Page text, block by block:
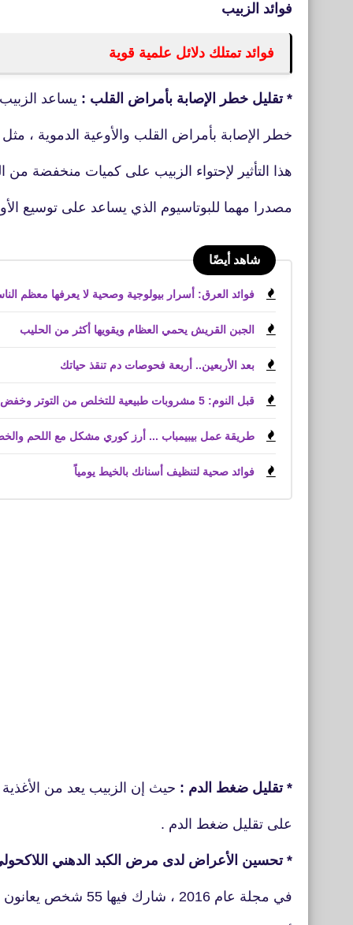
فوائد الزبيب
فوائد تمتلك دلائل علمية قوية
* تقليل خطر الإصابة بأمراض القلب : يساعد
خطر الإصابة بأمراض القلب والأوعية الدموية ،
هذا التأثير لإحتواء الزبيب على كميات منخفضة من
مصدرا مهما للبوتاسيوم الذي يساعد على توسيع
شاهد أيضًا
فوائد العرق: أسرار بيولوجية وصحية لا يعرفها معظم
الجبن القريش يحمي العظام ويقويها أكثر من الحليب
بعد الأربعين.. أربعة فحوصات دم تنقذ حياتك
قبل النوم: 5 مشروبات طبيعية للتخلص من التوتر وخفض الكوليسترول
طريقة عمل بيبيمباب ... أرز كوري مشكل مع اللحم
فوائد صحية لتنظيف أسنانك بالخيط يومياً
* تقليل ضغط الدم : حيث إن الزبيب يعد من الأغذية
على تقليل ضغط الدم .
* تحسين الأعراض لدى مرض الكبد الدهني
في مجلة عام 2016 ، شارك فيها 55 شخص يعانون من مرض الكبد الدهني اللاكحولي